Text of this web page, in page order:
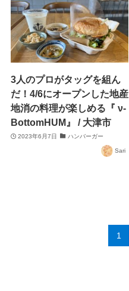
3人のプロがタッグを組ん
だ！4/6にオープンした地産
地消の料理が楽しめる『 ν-
BottomHUM』 / 大津市
2023年6月7日 ハンバーガー
Sari
1